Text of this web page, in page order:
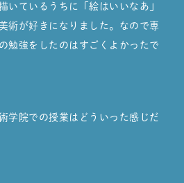
いているうちに「絵はいいなあ」
術が好きになりました。なので専
勉強をしたのはすごくよかったで
学院での授業はどういった感じだ